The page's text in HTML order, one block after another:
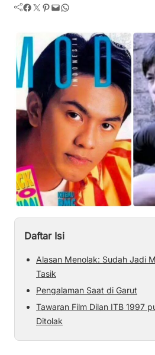
Facebook Twitter Pinterest Mail WhatsApp
Daftar Isi
Alasan Menolak: Sudah Jadi
Tasik
Pengalaman Saat di Garut
Tawaran Film Dilan ITB 1997
Ditolak